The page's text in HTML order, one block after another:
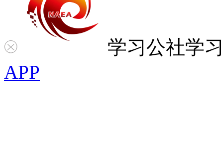
学习公社学
APP